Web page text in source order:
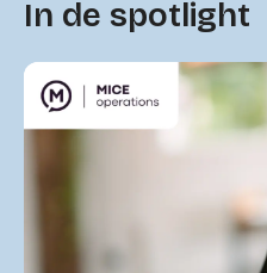
In de spotlight